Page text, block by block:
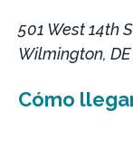
501 West 14th
Wilmington, DE
Cómo